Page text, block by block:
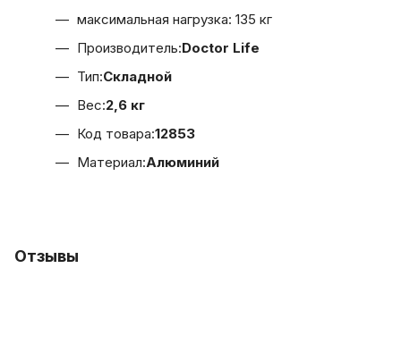
максимальная нагрузка: 135 кг
Производитель:Doctor Life
Тип:Складной
Вес:2,6 кг
Код товара:12853
Материал:Алюминий
Отзывы